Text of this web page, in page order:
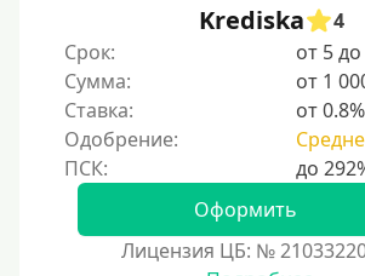
Залог
Под залог ПТС
Без залога
Под залог
Под залог недвижимости
Krediska
4
Срок:
от 5
Сумма:
от 1
Ставка:
от 0.8%
Одобрение:
Оформить
Лицензия ЦБ: №